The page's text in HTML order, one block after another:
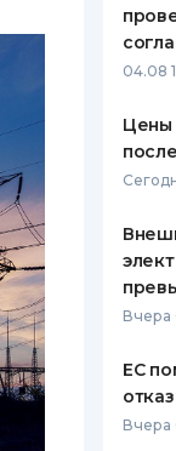
ОБЗОР
КАРТАМ
04.08
Цены
Вчера
ЕС
Вчера